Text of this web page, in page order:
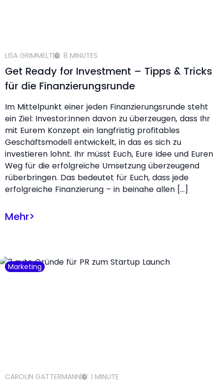
LISA GRIMMELT 8 MINUTES
Get Ready for Investment – Tipps & Tricks
für die Finanzierungsrunde
Im Mittelpunkt einer jeden Finanzierungsrunde steht
ein Ziel: Investor:innen davon zu überzeugen, dass Ihr
mit Eurem Konzept ein langfristig profitables
Geschäftsmodell entwickelt, in das es sich zu
investieren lohnt. Ihr müsst Euch, Eure Idee und Euren
Weg für die erfolgreiche Umsetzung überzeugend
rüberbringen. Das bedeutet für Euch, dass jede
erfolgreiche Finanzierung – in beinahe allen […]
Mehr>
Marketing
CAROLIN GATTERMANN 1 MINUTE